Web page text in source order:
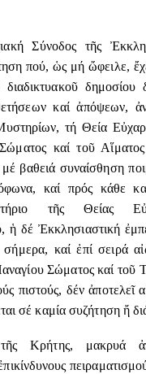
Σύνοδος τῆς
πού, ὡς μή ὤφειλε,
διαδικτυακοῦ
καί ἀπόψεων,
τή Θεία
καί τοῦ
βαθειά συναίσθηση
καί πρός κάθε
τῆς Θείας
ἡ δέ Ἐκκλησιαστική
καί ἐπί σειρά
Σώματος καί τοῦ
πιστούς, δέν ἀποτελεῖ
σέ καμία συζήτηση ἤ
Κρήτης, μακρυά